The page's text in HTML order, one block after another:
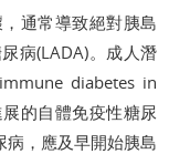
通常導致絕對胰島
病(LADA)。成人潛
diabetes in
的自體免疫性糖尿
，應及早開始胰島